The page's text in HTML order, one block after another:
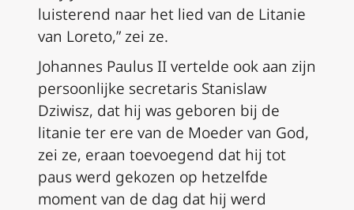
luisterend naar het lied van de Litanie
van Loreto,” zei ze.
Johannes Paulus II vertelde ook aan zijn
persoonlijke secretaris Stanislaw
Dziwisz, dat hij was geboren bij de
litanie ter ere van de Moeder van God,
zei ze, eraan toevoegend dat hij tot
paus werd gekozen op hetzelfde
moment van de dag dat hij werd